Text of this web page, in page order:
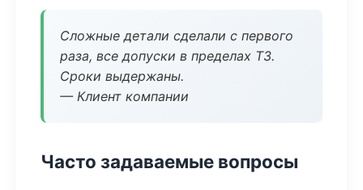
Сложные детали сделали с первого
раза, все допуски в пределах ТЗ.
Сроки выдержаны.
— Клиент компании
Часто задаваемые вопросы